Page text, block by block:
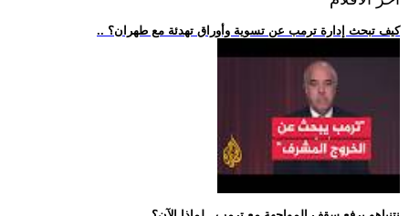
.. كيف تبحث إدارة ترمب عن تسوية وأوراق تهدئة مع طهران؟